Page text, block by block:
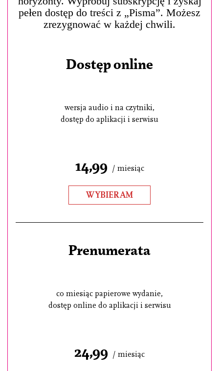
pełen dostęp do treści z „Pisma”. Możesz
zrezygnować w każdej chwili.
Dostęp online
wersja audio i na czytniki,
dostęp do aplikacji i serwisu
14,99 / miesiąc
WYBIERAM
Prenumerata
co miesiąc papierowe wydanie,
dostęp online do aplikacji i serwisu
24,99 / miesiąc